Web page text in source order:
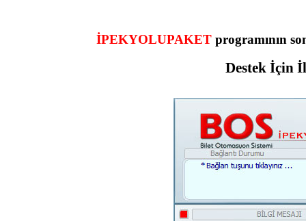
İPEKYOLUPAKET programının
Destek İçin